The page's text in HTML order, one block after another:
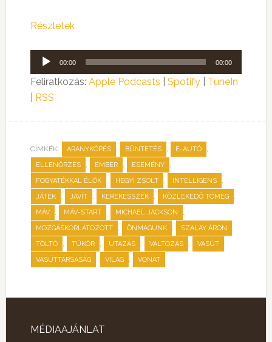
Részletek
Audió
lejátszó
00:00 00:00
Feliratkozás: Apple Podcasts Spotify| TuneIn
RSS
CÍMKÉK: ARANYKÖPÉS , BÜNTETÉS , E-AUTÓ ,
ELLENŐRZÉS , EMBER , ESEMÉNY ,
FOGYATÉKKAL ÉLŐK , HEGYI ZSOLT , INTELLIGENS ,
JÁTÉK , JAVÍT , KEREKESSZÉK , KÖZLEKEDŐ TÖMEG ,
MÁV , MÁV-START , MICHAEL JACKSON ,
MOZGÁSKORLÁTOZOTT , ÖNMAGUNK , SZALAY ÁRON ,
TÖLTŐ , TÜKÖR , UTAZÁS , VÁLTOZÁS , VASÚT ,
VASÚTTÁRSASÁG , VILÁG , VONAT
MÉDIAAJÁNLAT